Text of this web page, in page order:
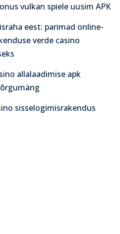
vulkan spiele uusim APK
eest: parimad online-
verde casino
allalaadimise apk
sisselogimisrakendus